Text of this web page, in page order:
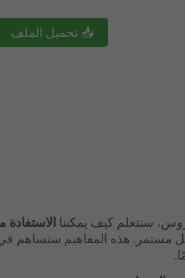
📥 تحميل الملف
سنتعلم كيف يمكننا الاستفادة
مستمر. هذه المفاهيم ستساهم